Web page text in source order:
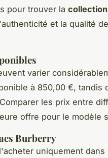
pour trouver la
et la qualité
varier
à 850,00 €, tandis
les prix entre
offre pour le modèle
Burberry
uniquement dans